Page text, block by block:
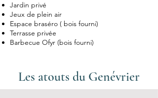
Jardin privé
Jeux de plein air
Espace braséro ( bois fourni)
Terrasse privée
Barbecue Ofyr (bois fourni)
Les atouts du Genévrier